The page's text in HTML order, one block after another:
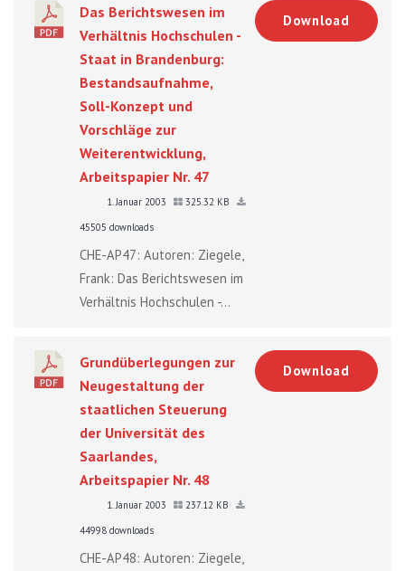
Das Berichtswesen im
Verhältnis Hochschulen -
Staat in Brandenburg:
Bestandsaufnahme,
Soll-Konzept und
Vorschläge zur
Weiterentwicklung,
Arbeitspapier Nr. 47
1. Januar 2003
325.32 KB
45505 downloads
CHE-AP47: Autoren: Ziegele,
Frank: Das Berichtswesen im
Verhältnis Hochschulen -...
Download
Grundüberlegungen zur
Neugestaltung der
staatlichen Steuerung
der Universität des
Saarlandes,
Arbeitspapier Nr. 48
1. Januar 2003
237.12 KB
44998 downloads
CHE-AP48: Autoren: Ziegele,
Download